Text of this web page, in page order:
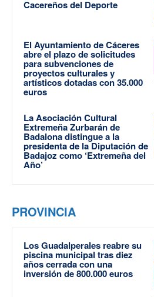
Cacereños del Deporte
El Ayuntamiento de Cáceres
abre el plazo de solicitudes
para subvenciones de
proyectos culturales y
artísticos dotadas con 35.000
euros
La Asociación Cultural
Extremeña Zurbarán de
Badalona distingue a la
presidenta de la Diputación de
Badajoz como ‘Extremeña del
Año’
PROVINCIA
Los Guadalperales reabre su
piscina municipal tras diez
años cerrada con una
inversión de 800.000 euros